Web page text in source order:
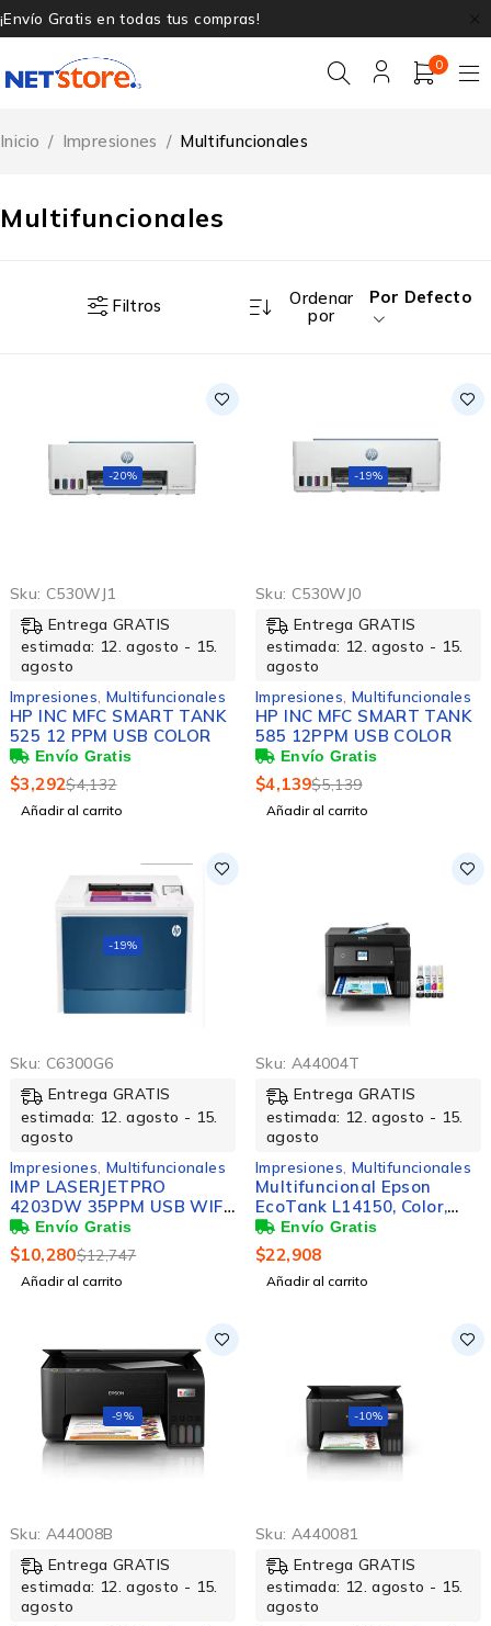
¡Envío Gratis en todas tus compras!
0
Multifuncionales
Inicio / Impresiones / Multifuncionales
Filtros
Ordenar
por
Por Defecto
-20%
Sku: C530WJ1
Entrega GRATIS
estimada: 12. agosto - 15.
agosto
Impresiones Multifuncionales
HP INC MFC SMART TANK
525 12 PPM USB COLOR
$4,132
$3,292
Añadir al carrito
-19%
Sku: C530WJ0
Entrega GRATIS
estimada: 12. agosto - 15.
agosto
Impresiones Multifuncionales
HP INC MFC SMART TANK
585 12PPM USB COLOR
$5,139
$4,139
Añadir al carrito
-19%
Sku: C6300G6
Entrega GRATIS
estimada: 12. agosto - 15.
agosto
Impresiones Multifuncionales
IMP LASERJETPRO
4203DW 35PPM USB WIFI
COLOR
$12,747
$10,280
Añadir al carrito
Sku: A44004T
Entrega GRATIS
estimada: 12. agosto - 15.
agosto
Impresiones Multifuncionales
Multifuncional Epson
EcoTank L14150, Color,
Inyección de Tinta,
Tanque de Tinta,
Inalámbrico,
Print/Scan/Copy/Fax
$22,908
Añadir al carrito
-9%
Sku: A44008B
Entrega GRATIS
estimada: 12. agosto - 15.
agosto
-10%
Sku: A440081
Entrega GRATIS
estimada: 12. agosto - 15.
agosto